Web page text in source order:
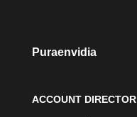
Puraenvidia
ACCOUNT DIRECTOR